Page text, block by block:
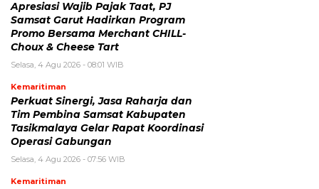
Apresiasi Wajib Pajak Taat, PJ
Samsat Garut Hadirkan Program
Promo Bersama Merchant CHILL-
Choux & Cheese Tart
Selasa, 4 Agu 2026 - 08:01 WIB
Kemaritiman
Perkuat Sinergi, Jasa Raharja dan
Tim Pembina Samsat Kabupaten
Tasikmalaya Gelar Rapat Koordinasi
Operasi Gabungan
Selasa, 4 Agu 2026 - 07:56 WIB
Kemaritiman